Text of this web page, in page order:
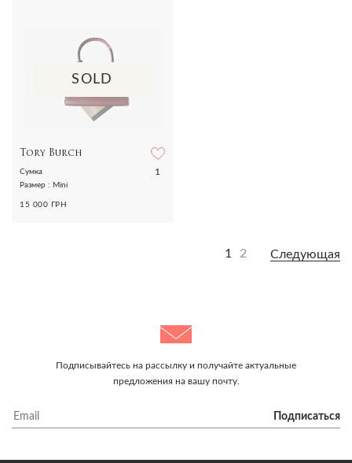
SOLD
Tory Burch
1
Сумка
Размер : Mini
15 000 ГРН
1 2 Следующая
Подписывайтесь на рассылку и получайте актуальные
предложения на вашу почту.
Подписаться